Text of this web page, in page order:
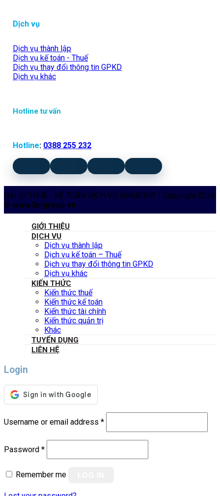
Dịch vụ
Dịch vụ thành lập
Dịch vụ kế toán - Thuế
Dịch vụ thay đổi thông tin GPKD
Dịch vụ khác
Hotline tư vấn
Hotline: 0388 255 232
ĐẠI LÝ THUẾ - KẾ TOÁN DỊCH VỤ 3MGROUP | Copyright 2026
© www.3mgroup.vn
GIỚI THIỆU
DỊCH VỤ
Dịch vụ thành lập
Dịch vụ kế toán – Thuế
Dịch vụ thay đổi thông tin GPKD
Dịch vụ khác
KIẾN THỨC
Kiến thức thuế
Kiến thức kế toán
Kiến thức tài chính
Kiến thức quản trị
Khác
TUYỂN DỤNG
LIÊN HỆ
Login
Username or email address *
Password *
Remember me